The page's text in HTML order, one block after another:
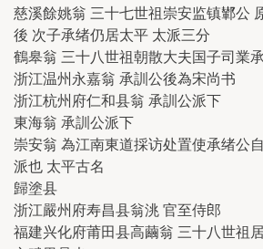
慈溪餘姚翁 三十七世祖崇安监镇鄻公
後 次子承绪仍居太平 太派三分
鶴皋翁 三十八世祖朝散大夫国子司業
浙江温州永嘉翁 承訓公後為宋尚书
浙江杭州府仁和县翁 承訓公派下
東海翁 承訓公派下
崇安翁 為江南東道採访处置使承绪公
派也 太平古名
歸塗县
浙江嚴州府寿昌县翁洮 官至侍郎
福建兴化府莆田县高繭翁 三十八世祖